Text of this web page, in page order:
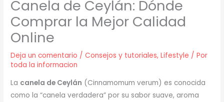
Canela de Ceylán: Dónde
Comprar la Mejor Calidad
Online
Deja un comentario /Consejos y tutoriales,Lifestyle / Por
toda la informacion
La canela de Ceylán (Cinnamomum verum) es conocida
como la “canela verdadera” por su sabor suave, aroma